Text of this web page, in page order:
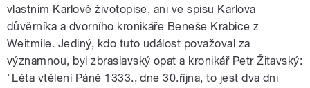
vlastním Karlově životopise, ani ve spisu Karlova
důvěrníka a dvorního kronikáře Beneše Krabice z
Weitmile. Jediný, kdo tuto událost považoval za
významnou, byl zbraslavský opat a kronikář Petr Žitavský:
"Léta vtělení Páně 1333., dne 30.října, to jest dva dni